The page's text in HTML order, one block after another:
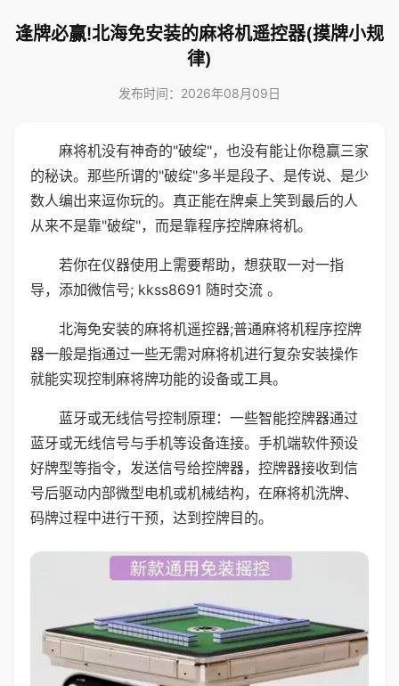
逢牌必赢!北海免安装的麻将机遥控器(摸牌小规
律)
发布时间：2026年08月09日
麻将机没有神奇的"破绽"，也没有能让你稳赢三家
的秘诀。那些所谓的"破绽"多半是段子、是传说、是少
数人编出来逗你玩的。真正能在牌桌上笑到最后的人
从来不是靠"破绽"，而是靠程序控牌麻将机。
若你在仪器使用上需要帮助，想获取一对一指
导，添加微信号; kkss8691 随时交流 。
北海免安装的麻将机遥控器;普通麻将机程序控牌
器一般是指通过一些无需对麻将机进行复杂安装操作
就能实现控制麻将牌功能的设备或工具。
蓝牙或无线信号控制原理：一些智能控牌器通过
蓝牙或无线信号与手机等设备连接。手机端软件预设
好牌型等指令，发送信号给控牌器，控牌器接收到信
号后驱动内部微型电机或机械结构，在麻将机洗牌、
码牌过程中进行干预，达到控牌目的。